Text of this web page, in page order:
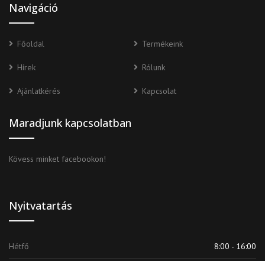
Navigáció
Főoldal Termékeink
Hírek Rólunk
Ajánlatkérés Kapcsolat
Maradjunk kapcsolatban
Kövess minket facebookon!
Nyitvatartás
Hétfő 8:00 - 16:00